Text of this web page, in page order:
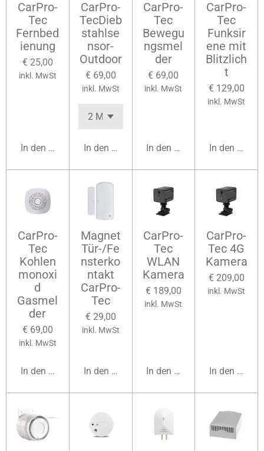
CarPro-
Tec
Fernbed
ienung
€ 25,00
inkl. MwSt
In den Warenkorb
CarPro-
TecDieb
stahlse
nsor-
Outdoor
€ 69,00
inkl. MwSt
In den Warenkorb
CarPro-
Tec
Bewegu
ngsmel
der
€ 69,00
inkl. MwSt
In den Warenkorb
CarPro-
Tec
Funksir
ene mit
Blitzlich
t
€ 129,00
inkl. MwSt
In den
CarPro-
Tec
Kohlen
monoxi
d
Gasmel
der
€ 69,00
inkl. MwSt
In den Warenkorb
Magnet
Tür-/Fe
nsterko
ntakt
CarPro-
Tec
€ 29,00
inkl. MwSt
In den Warenkorb
CarPro-
Tec
WLAN
Kamera
€ 189,00
inkl. MwSt
In den Warenkorb
CarPro-
Tec 4G
Kamera
€ 209,00
inkl. MwSt
In den